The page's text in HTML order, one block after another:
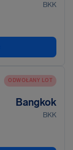
BKK
ODWOŁANY LOT
Bangkok
BKK